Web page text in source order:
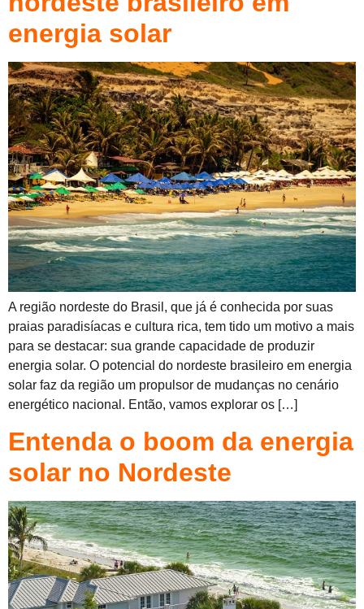
energia solar
A região nordeste do Brasil, que já é conhecida por suas
praias paradisíacas e cultura rica, tem tido um motivo a mais
para se destacar: sua grande capacidade de produzir
energia solar. O potencial do nordeste brasileiro em energia
solar faz da região um propulsor de mudanças no cenário
energético nacional. Então, vamos explorar os […]
Entenda o boom da energia
solar no Nordeste